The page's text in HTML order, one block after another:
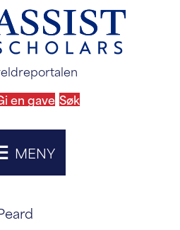
på foreldreportalen
en gave Søk
MENY